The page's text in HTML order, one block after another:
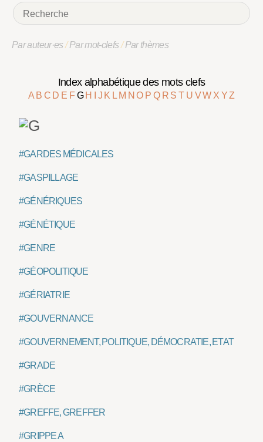
Par auteur·es/Par mot-clefs/Par thèmes
Index alphabétique des mots clefs
A B C D E F G H J K L M NO P Q R ST U VW X YZ
#GARDES MÉDICALES
#GASPILLAGE
#GÉNÉRIQUES
#GÉNÉTIQUE
#GENRE
#GÉOPOLITIQUE
#GÉRIATRIE
#GOUVERNANCE
#GOUVERNEMENT, POLITIQUE, DÉMOCRATIE, ETAT
#GRADE
#GRÈCE
#GREFFE, GREFFER
#GRIPPE A